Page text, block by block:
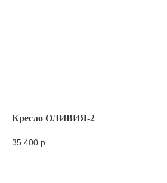
Кресло ОЛИВИЯ-2
35 400 р.